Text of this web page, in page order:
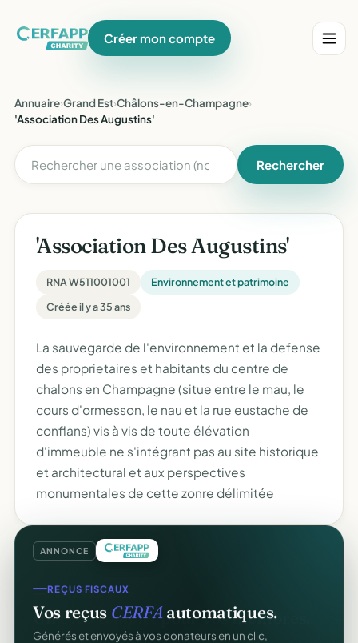
Créer mon compte
Annuaire›Grand Est›Châlons-en-Champagne›
'Association Des Augustins'
Rechercher
'Association Des Augustins'
RNA W511001001
Environnement et patrimoine
Créée il y a 35 ans
La sauvegarde de l'environnement et la defense
des proprietaires et habitants du centre de
chalons en Champagne (situe entre le mau, le
cours d'ormesson, le nau et la rue eustache de
conflans) vis à vis de toute élévation
d'immeuble ne s'intégrant pas au site historique
et architectural et aux perspectives
monumentales de cette zonre délimitée
ANNONCE
REÇUS FISCAUX
Vos reçus CERFAautomatiques.
Générés et envoyés à vos donateurs en un clic,